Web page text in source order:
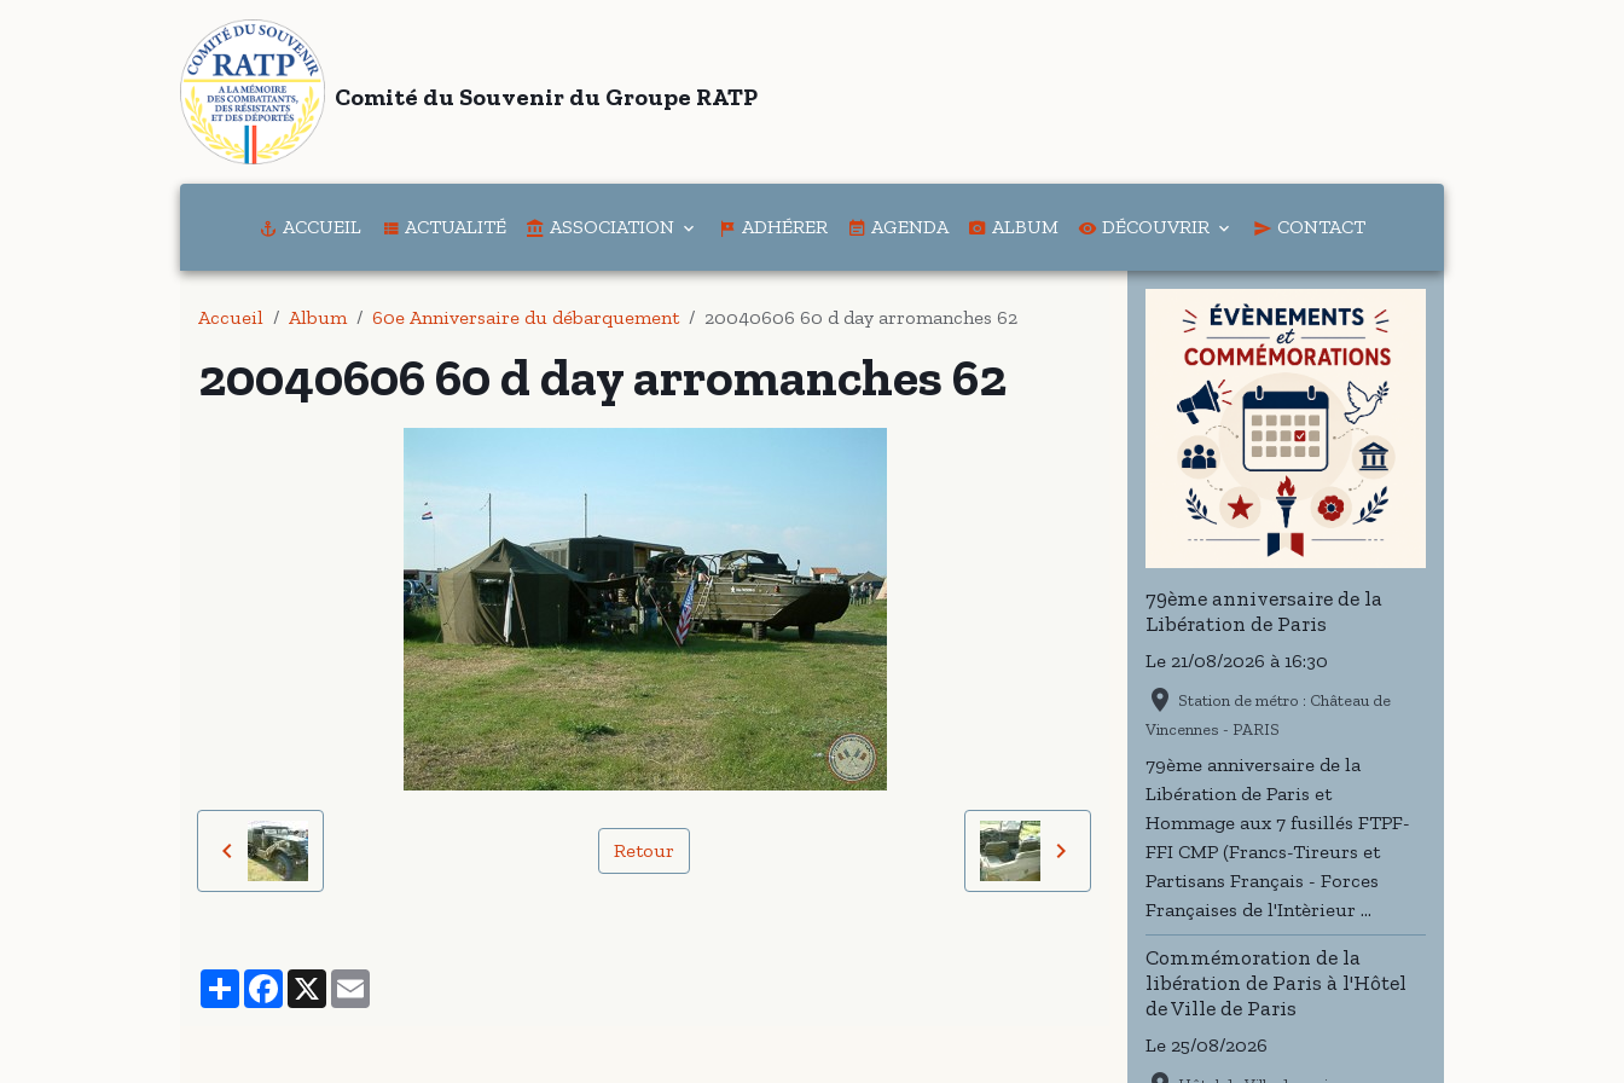
Comité du Souvenir du Groupe RATP
ACCUEIL ACTUALITÉ ASSOCIATION ADHÉRER AGENDA ALBUM DÉCOUVRIR CONTACT
Accueil Album 60e Anniversaire du débarquement 20040606 60 d day arromanches 62
20040606 60 d day arromanches 62
Retour
PartagerFacebook
X
79ème anniversaire de la
Libération de Paris
Le 21/08/2026 à 16:30
Station de métro : Château de
Vincennes - PARIS
79ème anniversaire de la
Libération de Paris et
Hommage aux 7 fusillés FTPF-
FFI CMP (Francs-Tireurs et
Partisans Français - Forces
Françaises de l'Intèrieur ...
Commémoration de la
libération de Paris à l'Hôtel
de Ville de Paris
Le 25/08/2026